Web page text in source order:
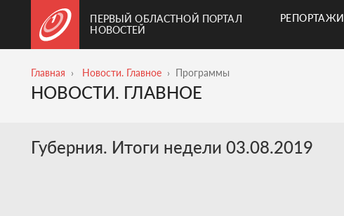
ПЕРВЫЙ ОБЛАСТНОЙ ПОРТАЛ
НОВОСТЕЙ
РЕПОРТАЖИ
Главная Новости. Главное Программы
НОВОСТИ. ГЛАВНОЕ
Губерния. Итоги недели 03.08.2019